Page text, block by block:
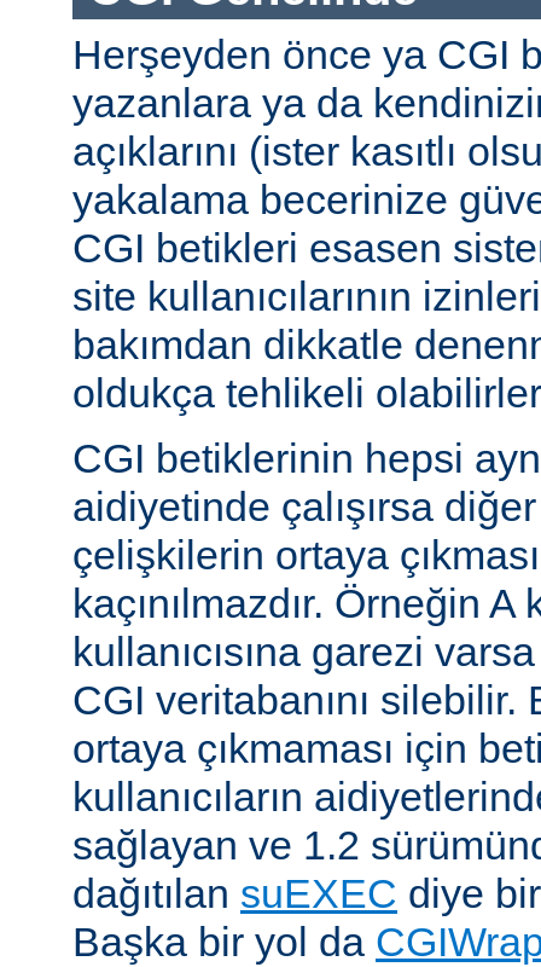
Herşeyden önce ya CGI
yazanlara ya da
açıklarını (ister kasıtlı
yakalama becerinize
CGI betikleri esasen
site kullanıcılarının
bakımdan dikkatle
oldukça tehlikeli
CGI betiklerinin hepsi
aidiyetinde çalışırsa
çelişkilerin ortaya
kaçınılmazdır. Örneğin A
kullanıcısına garezi
CGI veritabanını silebilir.
ortaya çıkmaması için
kullanıcıların
sağlayan ve 1.2
dağıtılan suEXEC diye
Başka bir yol da